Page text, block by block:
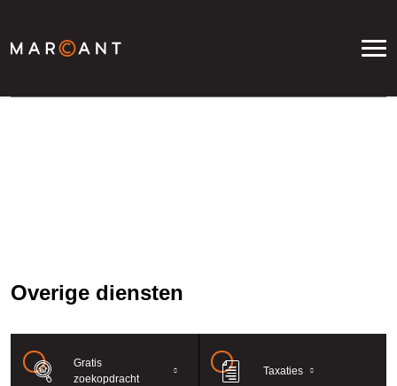
Overige diensten
Gratis
zoekopdracht
Taxaties